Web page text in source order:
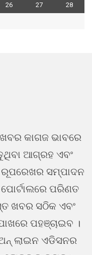
26 27 28
କାଗଜ ଭାବରେ
ଆଗ୍ରହ ଏବଂ
ସମ୍ପାଦନ
ପରିଣତ
ଖବର ସଠିକ ଏବଂ
ପହଞ୍ଚାଇବ ।
ଲାଇନ ଏଡିସନର